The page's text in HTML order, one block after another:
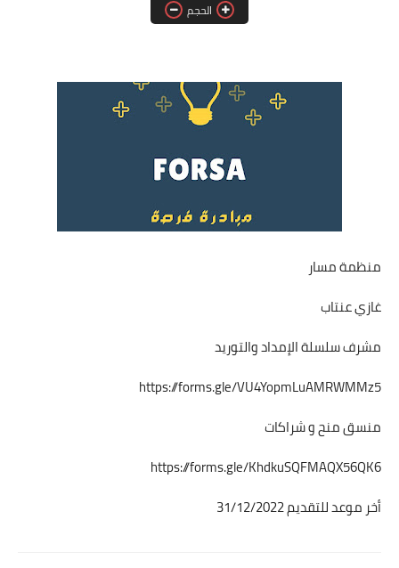
فرص عمل في العراق
فرص عمل في السودان
الحجم
منظمة مسار
غازي عنتاب
مشرف سلسلة الإمداد والتوريد
https://forms.gle/VU4YopmLuAMRWMMz5
منسق منح و شراكات
https://forms.gle/KhdkuSQFMAQX56QK6
أخر موعد للتقديم 31/12/2022